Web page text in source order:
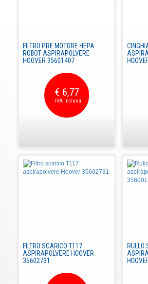
FILTRO PRE MOTORE HEPA
ROBOT ASPIRAPOLVERE
HOOVER 35601407
€ 6,77
FILTRO SCARICO T117
ASPIRAPOLVERE HOOVER
35602731
RULLO